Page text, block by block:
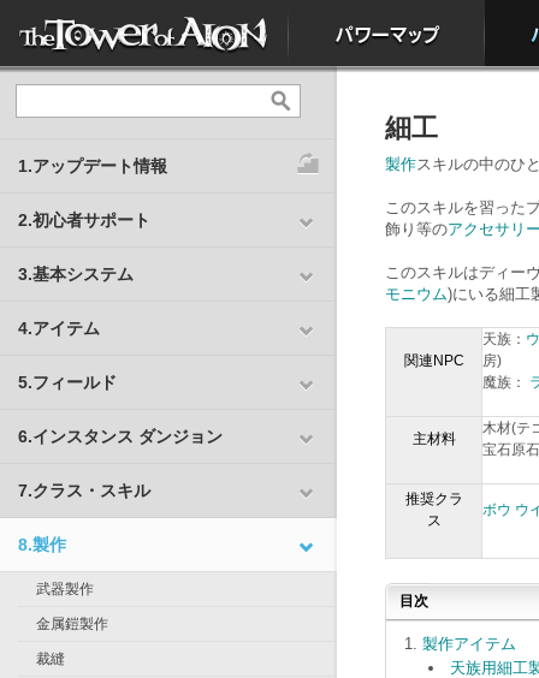
1.アップデート情報
2.初心者サポート
3.基本システム
4.アイテム
5.フィールド
6.インスタンス ダンジョン
7.クラス・スキル
8.製作
武器製作
金属鎧製作
裁縫
細工
製作スキルの中のひ
このスキルを習った
飾り等のアクセサリ
このスキルはディー
モニウム)にいる細工
関連NPC
天族：
房)
魔族：
主材料
木材(テ
宝石原
推奨クラ
ス
ボウ ウ
目次
製作アイテム
天族用細工